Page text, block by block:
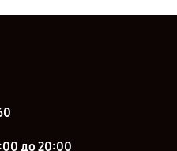
до 20:00